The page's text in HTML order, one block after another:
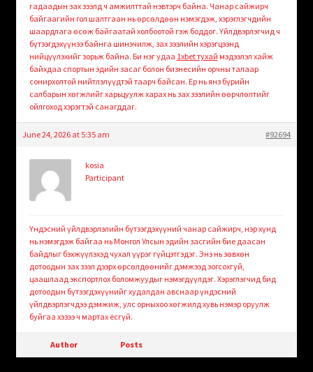
гадаадын зах зээлд ч амжилттай нэвтэрч байна. Чанар сайжирч
байгаагийн гол шалтгаан нь өрсөлдөөн нэмэгдэж, хэрэглэгчдийн
шаардлага өсөж байгаатай холбоотой гэж боддог. Үйлдвэрлэгчид ч
бүтээгдэхүүнээ байнга шинэчилж, зах зээлийн хэрэгцээнд
нийцүүлэхийг зорьж байна. Би нэг удаа 1xbet тухай мэдээлэл хайж
байхдаа спортын эдийн засаг болон бизнесийн орчны талаар
сонирхолтой нийтлэлүүдтэй таарч байсан. Ер нь янз бүрийн
салбарын хөгжлийг харьцуулж харах нь зах зээлийн өөрчлөлтийг
ойлгоход хэрэгтэй санагддаг.
June 24, 2026 at 5:35 am #92694
kosia
Participant
Үндэсний үйлдвэрлэлийн бүтээгдэхүүний чанар сайжирч, нэр хүнд
нь нэмэгдэж байгаа нь Монгол Улсын эдийн засгийн бие даасан
байдлыг бэхжүүлэхэд чухал үүрэг гүйцэтгэдэг. Энэ нь зөвхөн
дотоодын зах зээл дээрх өрсөлдөөнийг дэмжээд зогсохгүй,
цаашлаад экспортлох боломжуудыг нэмэгдүүлдэг. Хэрэглэгчид бид
дотоодын бүтээгдэхүүнийг худалдан авснаар үндэсний
үйлдвэрлэгчдээ дэмжиж, улс орныхоо хөгжилд хувь нэмэр оруулж
буйгаа хэзээ ч мартах ёсгүй.
Author Posts